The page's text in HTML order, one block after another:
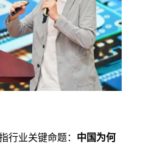
行业关键命题： 中国为何